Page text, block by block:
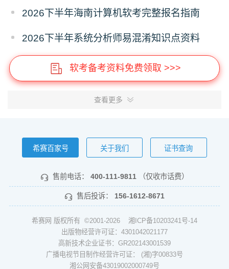
2026下半年海南计算机软考完整报名指南
2026下半年系统分析师易混淆知识点资料
软考备考资料免费领取 >>>
查看更多
希赛百家号 关于我们 证书查询
售前电话： 400-111-9811 （仅收市话费）
售后投诉： 156-1612-8671
希赛网 版权所有 ©2001-2026 湘ICP备10203241号-14
出版物经营许可证：4301042021177
高新技术企业证书：GR202143001539
广播电视节目制作经营许可证： (湘)字00833号
湘公网安备43019002000749号